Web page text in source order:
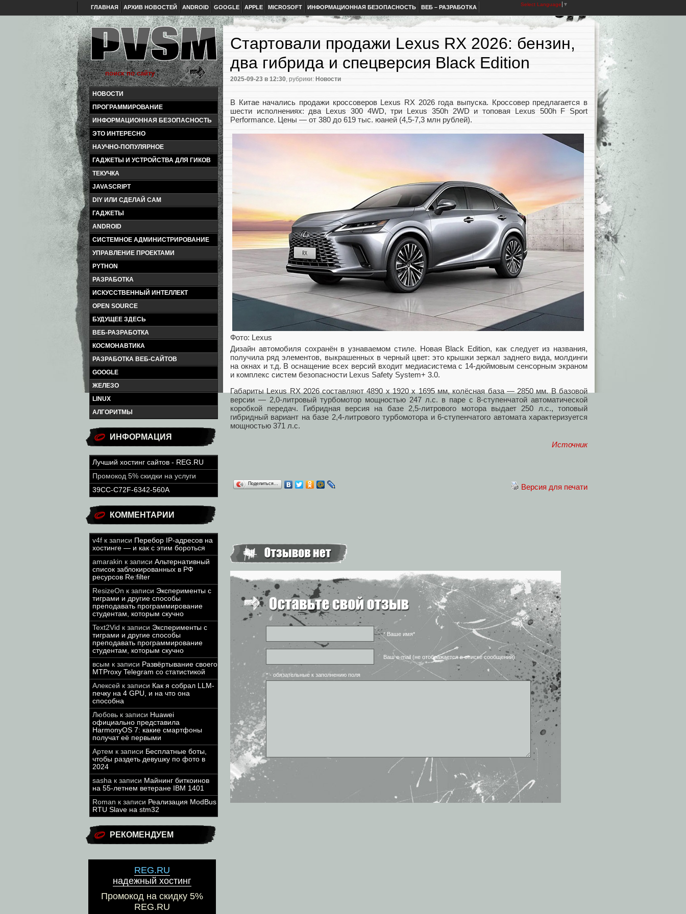
ГЛАВНАЯ АРХИВ НОВОСТЕЙ ANDROID GOOGLE APPLE MICROSOFT ИНФОРМАЦИОННАЯ БЕЗОПАСНОСТЬ ВЕБ – РАЗРАБОТКА Select Language ▼
НОВОСТИ
ПРОГРАММИРОВАНИЕ
ИНФОРМАЦИОННАЯ БЕЗОПАСНОСТЬ
ЭТО ИНТЕРЕСНО
НАУЧНО-ПОПУЛЯРНОЕ
ГАДЖЕТЫ И УСТРОЙСТВА ДЛЯ ГИКОВ
ТЕКУЧКА
JAVASCRIPT
DIY ИЛИ СДЕЛАЙ САМ
ГАДЖЕТЫ
ANDROID
СИСТЕМНОЕ АДМИНИСТРИРОВАНИЕ
УПРАВЛЕНИЕ ПРОЕКТАМИ
PYTHON
РАЗРАБОТКА
ИСКУССТВЕННЫЙ ИНТЕЛЛЕКТ
OPEN SOURCE
БУДУЩЕЕ ЗДЕСЬ
ВЕБ-РАЗРАБОТКА
КОСМОНАВТИКА
РАЗРАБОТКА ВЕБ-САЙТОВ
GOOGLE
ЖЕЛЕЗО
LINUX
АЛГОРИТМЫ
ИНФОРМАЦИЯ
Лучший хостинг сайтов - REG.RU
Промокод 5% скидки на услуги
39CC-C72F-6342-560A
КОММЕНТАРИИ
v4f к записи Перебор IP-адресов на
хостинге — и как с этим бороться
amarakin к записи Альтернативный
список заблокированных в РФ
ресурсов Re:filter
ResizeOn к записи Эксперименты с
тиграми и другие способы
преподавать программирование
студентам, которым скучно
Text2Vid к записи Эксперименты с
тиграми и другие способы
преподавать программирование
студентам, которым скучно
всым к записи Развёртывание своего
MTProxy Telegram со статистикой
Алексей к записи Как я собрал LLM-
печку на 4 GPU, и на что она
способна
Любовь к записи Huawei
официально представила
HarmonyOS 7: какие смартфоны
получат её первыми
Артем к записи Бесплатные боты,
чтобы раздеть девушку по фото в
2024
sasha к записи Майнинг биткоинов
на 55-летнем ветеране IBM 1401
Roman к записи Реализация ModBus
RTU Slave на stm32
РЕКОМЕНДУЕМ
REG.RU
надежный хостинг
Промокод на скидку 5%
REG.RU
Стартовали продажи Lexus RX 2026: бензин,
два гибрида и спецверсия Black Edition
2025-09-23 в 12:30, рубрики: Новости
В Китае начались продажи кроссоверов Lexus RX 2026 года выпуска. Кроссовер предлагается в
шести исполнениях: два Lexus 300 4WD, три Lexus 350h 2WD и топовая Lexus 500h F Sport
Performance. Цены — от 380 до 619 тыс. юаней (4,5-7,3 млн рублей).
Фото: Lexus
Дизайн автомобиля сохранён в узнаваемом стиле. Новая Black Edition, как следует из названия,
получила ряд элементов, выкрашенных в черный цвет: это крышки зеркал заднего вида, молдинги
на окнах и т.д. В оснащение всех версий входит медиасистема с 14-дюймовым сенсорным экраном
и комплекс систем безопасности Lexus Safety System+ 3.0.
Габариты Lexus RX 2026 составляют 4890 х 1920 х 1695 мм, колёсная база — 2850 мм. В базовой
версии — 2,0-литровый турбомотор мощностью 247 л.с. в паре с 8-ступенчатой автоматической
коробкой передач. Гибридная версия на базе 2,5-литрового мотора выдает 250 л.с., топовый
гибридный вариант на базе 2,4-литрового турбомотора и 6-ступенчатого автомата характеризуется
мощностью 371 л.с.
Источник
Версия для печати
Поделиться…
* Ваше имя*
Ваш e-mail (не отображается в списке сообщений)
* - обязательные к заполнению поля